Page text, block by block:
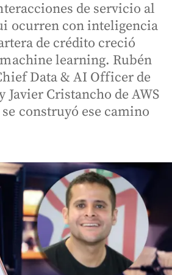
de servicio al
ocurren con inteligencia
de crédito creció
learning. Rubén
Data & AI Officer de
Cristancho de AWS
construyó ese camino